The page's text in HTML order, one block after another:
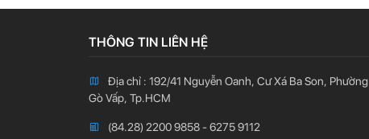
THÔNG TIN LIÊN HỆ
Địa chỉ : 192/41 Nguyễn Oanh, Cư Xá Ba Son, Phường
Gò Vấp, Tp.HCM
(84.28) 2200 9858 - 6275 9112